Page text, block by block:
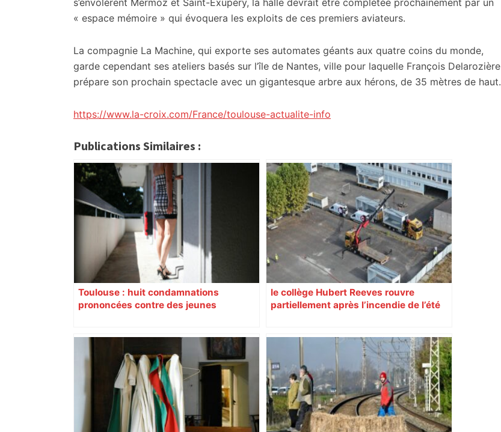
s’envolèrent Mermoz et Saint-Exupéry, la halle devrait être complétée prochainement par un
« espace mémoire » qui évoquera les exploits de ces premiers aviateurs.
La compagnie La Machine, qui exporte ses automates géants aux quatre coins du monde,
garde cependant ses ateliers basés sur l’île de Nantes, ville pour laquelle François Delarozière
prépare son prochain spectacle avec un gigantesque arbre aux hérons, de 35 mètres de haut.
https://www.la-croix.com/France/toulouse-actualite-info
Publications Similaires :
Toulouse : huit condamnations
prononcées contre des jeunes
le collège Hubert Reeves rouvre
partiellement après l’incendie de l’été